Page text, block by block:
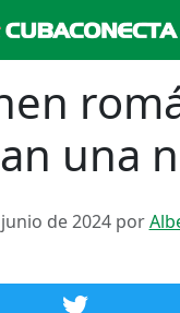
una
de 2024 por